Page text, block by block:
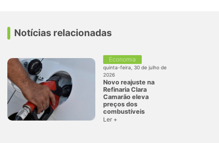
Notícias relacionadas
Economia
quinta-feira, 30 de julho de
2026
Novo reajuste na
Refinaria Clara
Camarão eleva
preços dos
combustíveis
Ler +